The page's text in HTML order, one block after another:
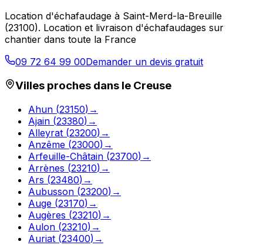
Location d'échafaudage à Saint-Merd-la-Breuille
(23100). Location et livraison d'échafaudages sur
chantier dans toute la France
09 72 64 99 00Demander un devis gratuit
Villes proches dans le Creuse
Ahun (23150) →
Ajain (23380) →
Alleyrat (23200) →
Anzême (23000) →
Arfeuille-Châtain (23700) →
Arrènes (23210) →
Ars (23480) →
Aubusson (23200) →
Auge (23170) →
Augères (23210) →
Aulon (23210) →
Auriat (23400) →